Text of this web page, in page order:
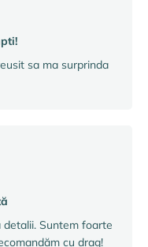
sa ma surprinda
Suntem foarte
cu drag!